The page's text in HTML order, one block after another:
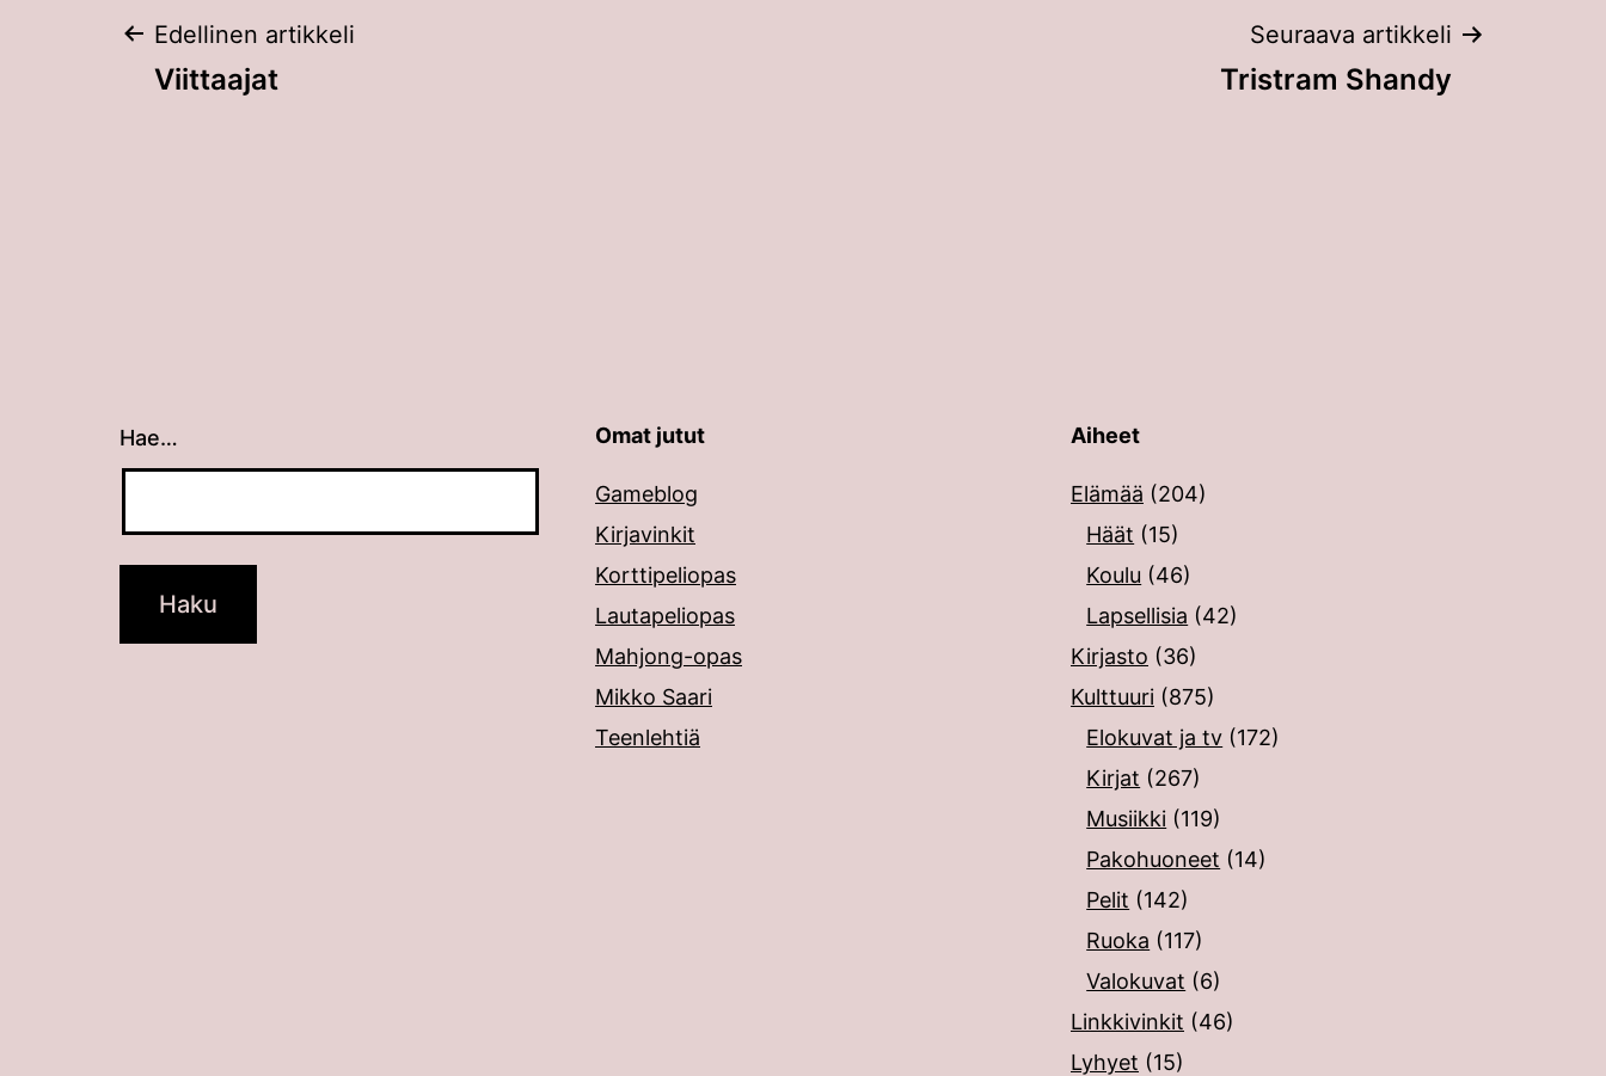
Artikkelien
Edellinen artikkeli
Viittaajat
Seuraava artikkeli
Tristram Shandy
Hae…
Kun tuloksia tulee, voit selata niitä nuolinäppäimillä ylös ja alas ja siirtyä halutulle sivulle enterin painalluksella. Kosketusnäytöllisten laitteiden
Omat jutut
Gameblog
Kirjavinkit
Korttipeliopas
Lautapeliopas
Mahjong-opas
Mikko Saari
Teenlehtiä
Aiheet
Elämää (204)
Häät (15)
Koulu (46)
Lapsellisia (42)
Kirjasto (36)
Kulttuuri (875)
Elokuvat ja tv (172)
Kirjat (267)
Musiikki (119)
Pakohuoneet (14)
Pelit (142)
Ruoka (117)
Valokuvat (6)
Linkkivinkit (46)
Lyhyet (15)